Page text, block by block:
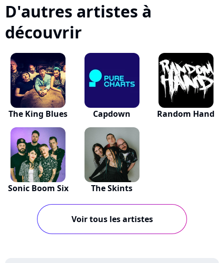
D'autres artistes à
découvrir
The King Blues Capdown Random Hand
Sonic Boom Six The Skints
Voir tous les artistes